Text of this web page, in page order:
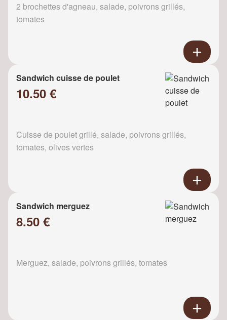
2 brochettes d'agneau, salade, poivrons grillés,
tomates
Sandwich cuisse de poulet
10.50 €
Cuisse de poulet grillé, salade, poivrons grillés,
tomates, olives vertes
Sandwich merguez
8.50 €
Merguez, salade, poivrons grillés, tomates